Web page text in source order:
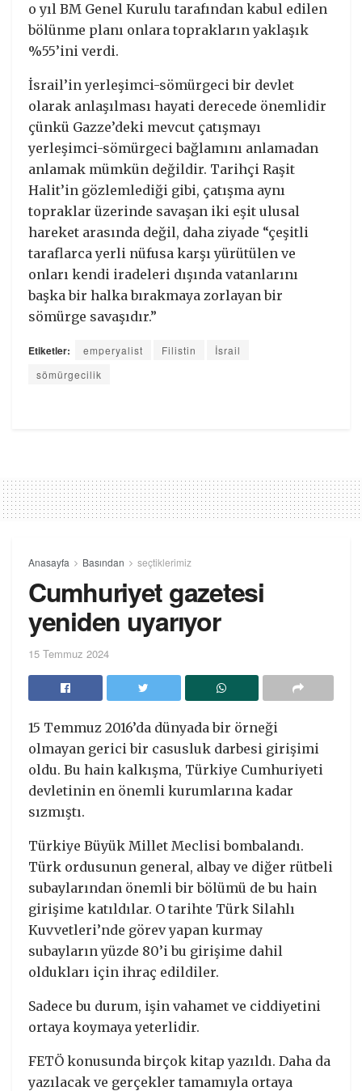
o yıl BM Genel Kurulu tarafından kabul edilen
bölünme planı onlara toprakların yaklaşık
%55’ini verdi.
İsrail’in yerleşimci-sömürgeci bir devlet
olarak anlaşılması hayati derecede önemlidir
çünkü Gazze’deki mevcut çatışmayı
yerleşimci-sömürgeci bağlamını anlamadan
anlamak mümkün değildir. Tarihçi Raşit
Halit’in gözlemlediği gibi, çatışma aynı
topraklar üzerinde savaşan iki eşit ulusal
hareket arasında değil, daha ziyade “çeşitli
taraflarca yerli nüfusa karşı yürütülen ve
onları kendi iradeleri dışında vatanlarını
başka bir halka bırakmaya zorlayan bir
sömürge savaşıdır.”
Etiketler: emperyalist Filistin
İsrail
sömürgecilik
Anasayfa Basından seçtiklerimiz
Cumhuriyet gazetesi
yeniden uyarıyor
15 Temmuz 2024
15 Temmuz 2016’da dünyada bir örneği
olmayan gerici bir casusluk darbesi girişimi
oldu. Bu hain kalkışma, Türkiye Cumhuriyeti
devletinin en önemli kurumlarına kadar
sızmıştı.
Türkiye Büyük Millet Meclisi bombalandı.
Türk ordusunun general, albay ve diğer rütbeli
subaylarından önemli bir bölümü de bu hain
girişime katıldılar. O tarihte Türk Silahlı
Kuvvetleri’nde görev yapan kurmay
subayların yüzde 80’i bu girişime dahil
oldukları için ihraç edildiler.
Sadece bu durum, işin vahamet ve ciddiyetini
ortaya koymaya yeterlidir.
FETÖ konusunda birçok kitap yazıldı. Daha da
yazılacak ve gerçekler tamamıyla ortaya